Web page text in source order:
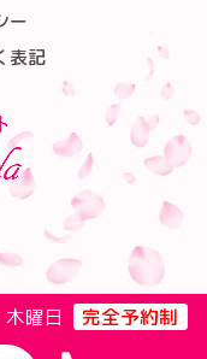
ー
表記
曜日 完全予約制